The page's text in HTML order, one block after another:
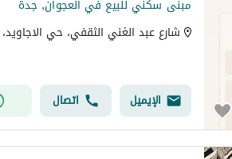
مبنى سكني للبيع في العجوان, جدة
شارع عبد الغني الثقفي، حي
الإيميل اتصال